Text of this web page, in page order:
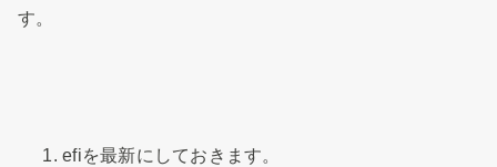
す。
efiを最新にしておきます。